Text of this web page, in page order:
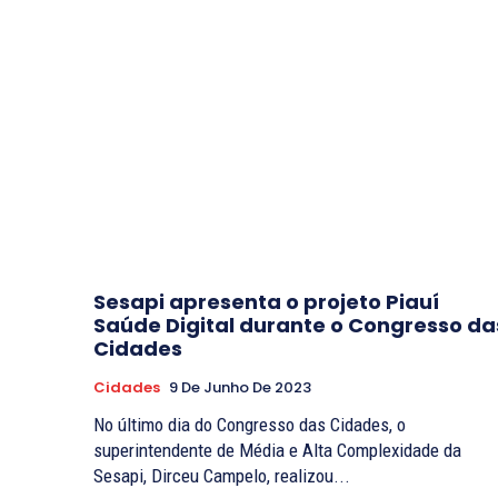
Sesapi apresenta o projeto Piauí
Saúde Digital durante o Congresso
Cidades
Cidades 9 De Junho De 2023
No último dia do Congresso das Cidades, o
superintendente de Média e Alta Complexidade da
Sesapi, Dirceu Campelo, realizou...